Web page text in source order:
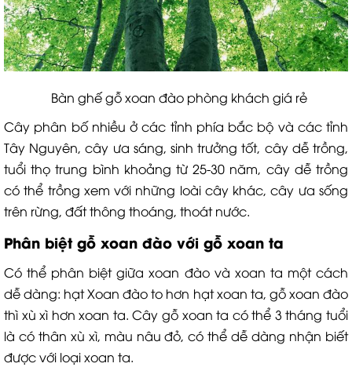
Bàn ghế gỗ xoan đào phòng khách giá rẻ
Cây phân bố nhiều ở các tỉnh phía bắc bộ và các tỉnh
Tây Nguyên, cây ưa sáng, sinh trưởng tốt, cây dễ trồng,
tuổi thọ trung bình khoảng từ 25-30 năm, cây dễ trồng
có thể trồng xem với những loài cây khác, cây ưa sống
trên rừng, đất thông thoáng, thoát nước.
Phân biệt gỗ xoan đào với gỗ xoan ta
Có thể phân biệt giữa xoan đào và xoan ta một cách
dễ dàng: hạt Xoan đào to hơn hạt xoan ta, gỗ xoan đào
thì xù xì hơn xoan ta. Cây gỗ xoan ta có thể 3 tháng tuổi
là có thân xù xì, màu nâu đỏ, có thể dễ dàng nhận biết
được với loại xoan ta.